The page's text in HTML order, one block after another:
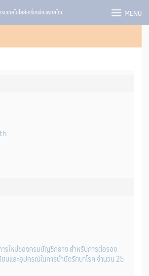
มเทคโนโลยีเครื่องมือแพทย์ไทย MENU
ารใหม่ของกรมบัญชีกลาง สำหรับการต่อรอง
ยมและอุปกรณ์ในการบำบัดรักษาโรค จำนวน 25